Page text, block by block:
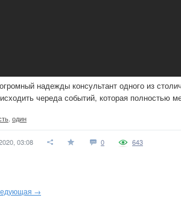
надежды консультант одного из
череда событий, которая полностью
один
03:08 0 643
→